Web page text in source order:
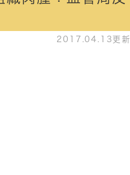
2017.04.13更新